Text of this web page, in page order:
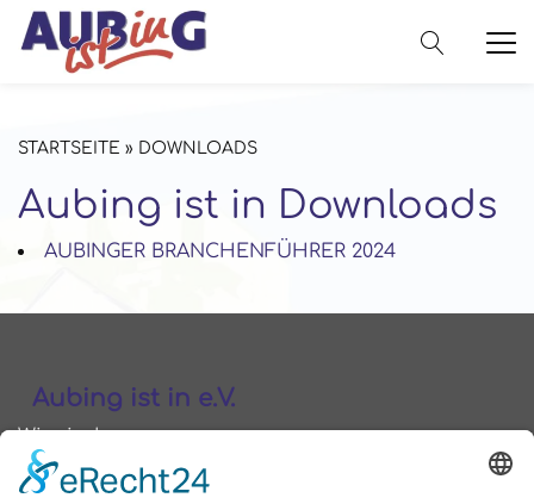
STARTSEITE » DOWNLOADS
Aubing ist in Downloads
AUBINGER BRANCHENFÜHRER 2024
Aubing ist in e.V.
Wir sind
Geschäftsleute und
Unternehmer aus